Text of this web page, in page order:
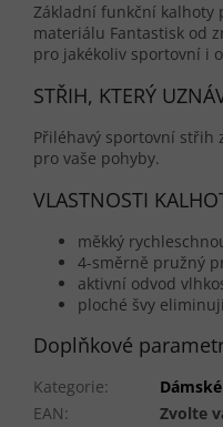
Základní funkční kalhoty
materiálu Fantastisk od
pro jakékoliv sportovní i
STŘIH, KTERÝ
Přiléhavý sportovní střih
pro vaše pohyby.
VLASTNOSTI
měkký
4-směrně pružný
aktivní odvod
ploché švy
Doplňkové
Kategorie:
EAN:
Zvolte